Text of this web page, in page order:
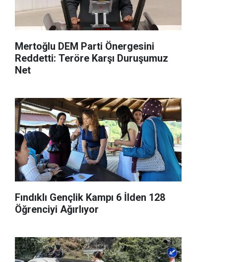
Mertoğlu DEM Parti Önergesini
Reddetti: Teröre Karşı Duruşumuz
Net
Fındıklı Gençlik Kampı 6 İlden 128
Öğrenciyi Ağırlıyor